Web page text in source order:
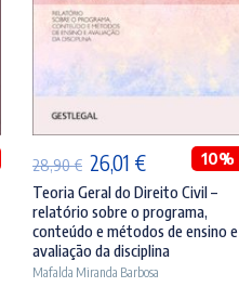
28,90€ O
preço
original
era:
28,90 €.
26,01 €O
preço
atual
é:
26,01 €.
10%
Teoria Geral do Direito Civil –
relatório sobre o programa,
conteúdo e métodos de ensino e
avaliação da disciplina
Mafalda Miranda Barbosa